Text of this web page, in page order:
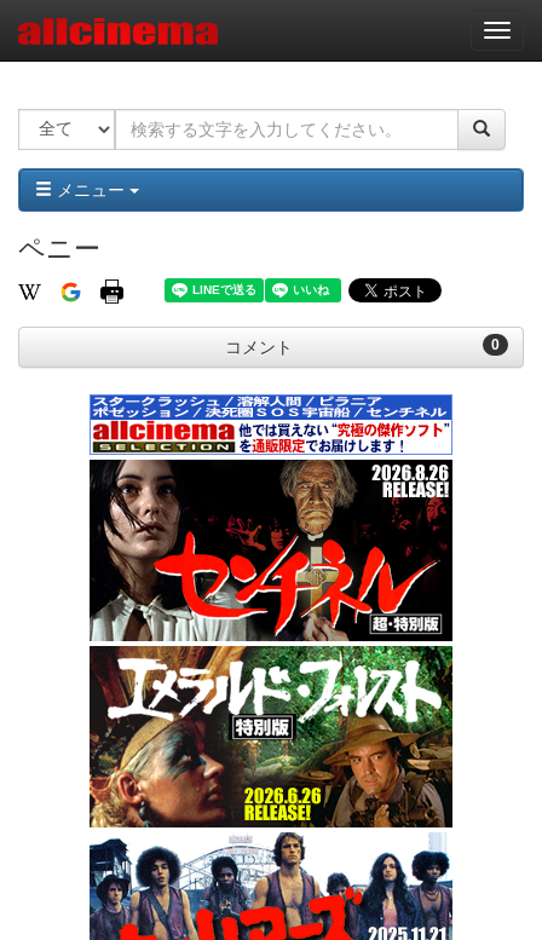
ナ
ビ
ー
ョ
ン
メニュー
ペニー
0
コメント